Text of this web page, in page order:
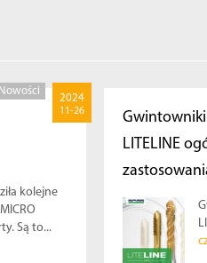
2024
11-26
Nowości
kolejne
Są to...
LITELINE